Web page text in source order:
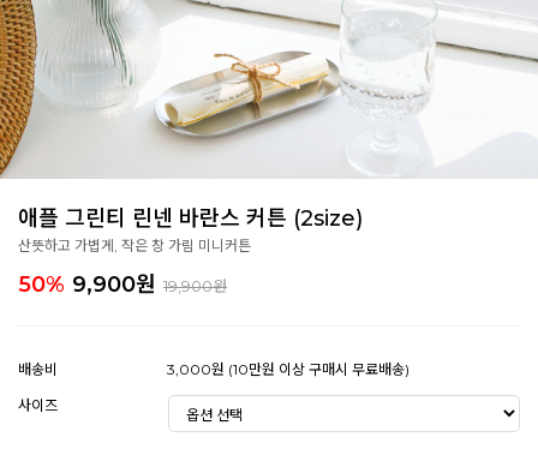
애플 그린티 린넨 바란스 커튼 (2size)
산뜻하고 가볍게, 작은 창 가림 미니커튼
50% 9,900원 19,900원
배송비
3,000원 (10만원 이상 구매시 무료배송)
사이즈